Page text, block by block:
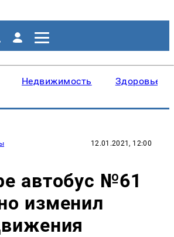
Недвижимость Здоровье
12.01.2021, 12:00
автобус №61
изменил